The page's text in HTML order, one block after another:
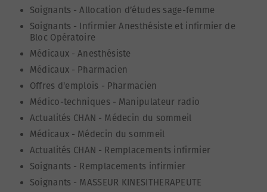
Soignants -Allocation d’études sage-femme
Soignants - Infirmier Anesthésiste et infirmier de
Bloc Opératoire
Médicaux -Anesthésiste
Médicaux - Pharmacien
Offres d'emplois - Pharmacien
Médico-techniques - Manipulateur radio
Actualités CHAN - Médecin du sommeil
Médicaux - Médecin du sommeil
Actualités CHAN - Remplacements infirmier
Soignants - Remplacements infirmier
Soignants - MASSEUR KINESITHERAPEUTE